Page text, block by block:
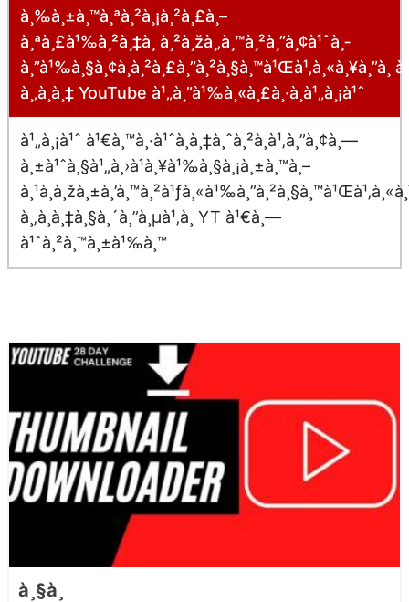
à¸‰à¸±à¸™à¸ªà¸²à¸¡à¸²à¸£à¸–
à¸ªà¸£à¹‰à¸²à¸‡à¸ à¸²à¸žà¸‚à¸™à¸²à¸”à¸¢à¹ˆà¸­
à¸”à¹‰à¸§à¸¢à¸à¸²à¸£à¸”à¸²à¸§à¸™à¹Œà¹‚à¸«à¸¥à¸”à¸
à¸‚à¸­à¸‡ YouTube à¹„à¸”à¹‰à¸«à¸£à¸·à¸­à¹„à¸¡à¹ˆ
à¹„à¸¡à¹ˆ à¹€à¸™à¸·à¹ˆà¸­à¸‡à¸ˆà¸²à¸à¹‚à¸”à¸¢à¸—
à¸±à¹ˆà¸§à¹„à¸›à¹à¸¥à¹‰à¸§à¸¡à¸±à¸™à¸–
à¸‚à¸­à¸‡à¸§à¸´à¸”à¸µà¹‚à¸­ YT à¹€à¸—
à¹ˆà¸²à¸™à¸±à¹‰à¸™
à¸§à¸